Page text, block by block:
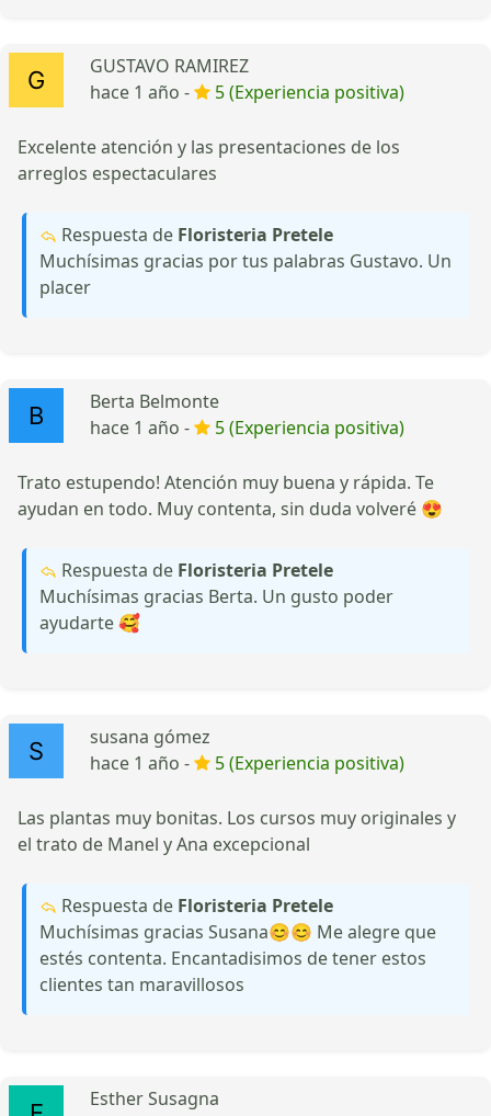
GUSTAVO RAMIREZ
hace 1 año -
5 (Experiencia positiva)
Excelente atención y las presentaciones de los
arreglos espectaculares
Respuesta de Floristeria Pretele
Muchísimas gracias por tus palabras Gustavo. Un
placer
Berta Belmonte
hace 1 año -
5 (Experiencia positiva)
Trato estupendo! Atención muy buena y rápida. Te
ayudan en todo. Muy contenta, sin duda volveré 😍
Respuesta de Floristeria Pretele
Muchísimas gracias Berta. Un gusto poder
ayudarte 🥰
susana gómez
hace 1 año -
5 (Experiencia positiva)
Las plantas muy bonitas. Los cursos muy originales y
el trato de Manel y Ana excepcional
Respuesta de Floristeria Pretele
Muchísimas gracias Susana😊😊 Me alegre que
estés contenta. Encantadisimos de tener estos
clientes tan maravillosos
Esther Susagna